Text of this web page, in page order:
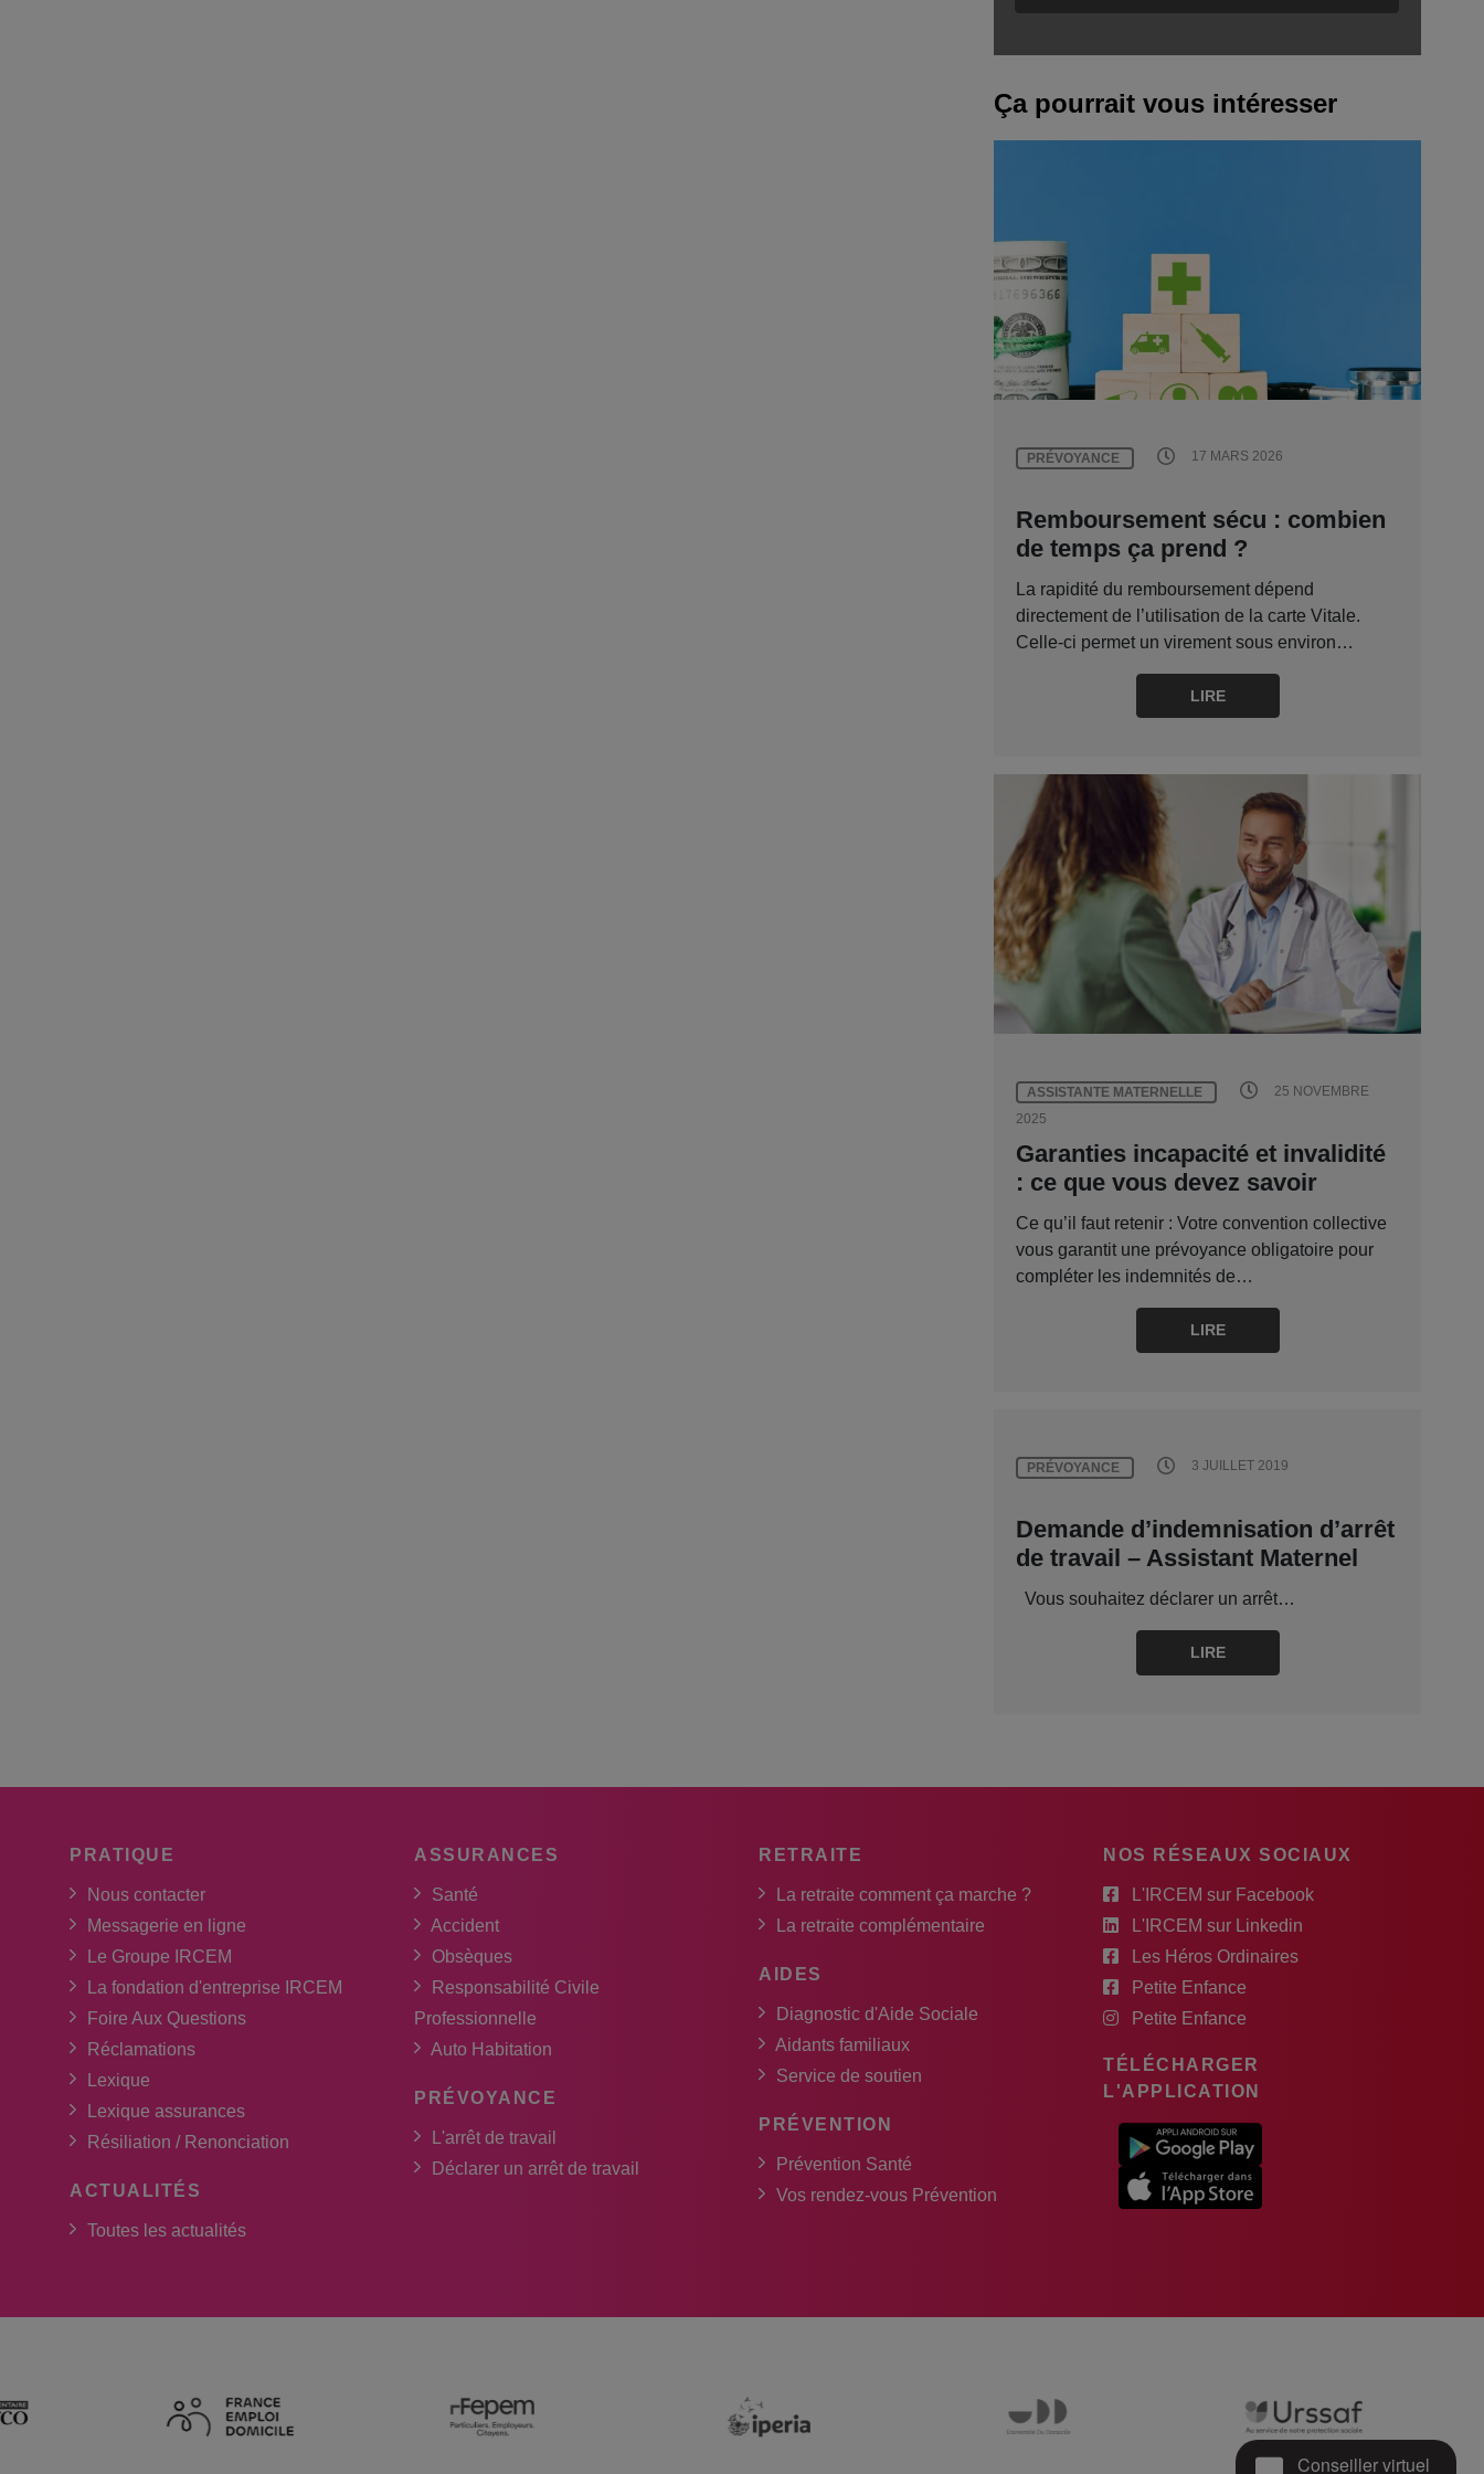
Ça pourrait vous intéresser
PRÉVOYANCE 17 MARS 2026
Remboursement sécu : combien
de temps ça prend ?
La rapidité du remboursement dépend
directement de l’utilisation de la carte Vitale.
Celle-ci permet un virement sous environ…
LIRE
ASSISTANTE MATERNELLE
25 NOVEMBRE
2025
Garanties incapacité et invalidité
: ce que vous devez savoir
Ce qu’il faut retenir : Votre convention collective
vous garantit une prévoyance obligatoire pour
compléter les indemnités de…
LIRE
PRÉVOYANCE 3 JUILLET 2019
Demande d’indemnisation d’arrêt
de travail – Assistant Maternel
Vous souhaitez déclarer un arrêt…
LIRE
PRATIQUE
Nous contacter
Messagerie en ligne
Le Groupe IRCEM
La fondation d'entreprise IRCEM
Foire Aux Questions
Réclamations
Lexique
Lexique assurances
Résiliation / Renonciation
ACTUALITÉS
Toutes les actualités
ASSURANCES
Santé
Accident
Obsèques
Responsabilité Civile
Professionnelle
Auto Habitation
PRÉVOYANCE
L'arrêt de travail
Déclarer un arrêt de travail
RETRAITE
La retraite comment ça marche ?
La retraite complémentaire
AIDES
Diagnostic d'Aide Sociale
Aidants familiaux
Service de soutien
PRÉVENTION
Prévention Santé
Vos rendez-vous Prévention
NOS RÉSEAUX SOCIAUX
L'IRCEM sur Facebook
L'IRCEM sur Linkedin
Les Héros Ordinaires
Petite Enfance
Petite Enfance
TÉLÉCHARGER
L'APPLICATION
Conseiller virtuel